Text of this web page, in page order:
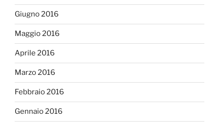
Giugno 2016
Maggio 2016
Aprile 2016
Marzo 2016
Febbraio 2016
Gennaio 2016